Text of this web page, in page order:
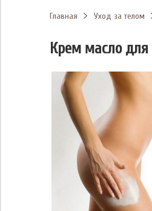
Главная Уход за телом
Крем масло для